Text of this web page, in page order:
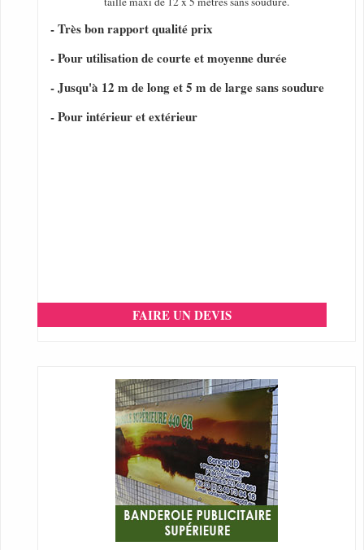
- Très bon rapport qualité prix
- Pour utilisation de courte et moyenne durée
- Jusqu'à 12 m de long et 5 m de large sans soudure
- Pour intérieur et extérieur
FAIRE UN DEVIS